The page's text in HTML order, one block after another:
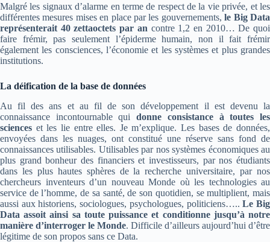
Malgré les signaux d’alarme en terme de respect de la vie privée, et les
différentes mesures mises en place par les gouvernements,le Big Data
représenterait 40 zettaoctets par an contre 1,2 en 2010… De quoi
faire frémir, pas seulement l’épiderme humain, non il fait frémir
également les consciences, l’économie et les systèmes et plus grandes
institutions.
La déification de la base de données
Au fil des ans et au fil de son développement il est devenu la
connaissance incontournable quidonne consistance à toutes les
sciences et les lie entre elles. Je m’explique. Les bases de données,
envoyées dans les nuages, ont constitué une réserve sans fond de
connaissances utilisables. Utilisables par nos systèmes économiques au
plus grand bonheur des financiers et investisseurs, par nos étudiants
dans les plus hautes sphères de la recherche universitaire, par nos
chercheurs inventeurs d’un nouveau Monde où les technologies au
service de l’homme, de sa santé, de son quotidien, se multiplient, mais
aussi aux historiens, sociologues, psychologues, politiciens…..Le Big
Data assoit ainsi sa toute puissance et conditionne jusqu’à notre
manière d’interroger le Monde. Difficile d’ailleurs aujourd’hui d’être
légitime de son propos sans ce Data.